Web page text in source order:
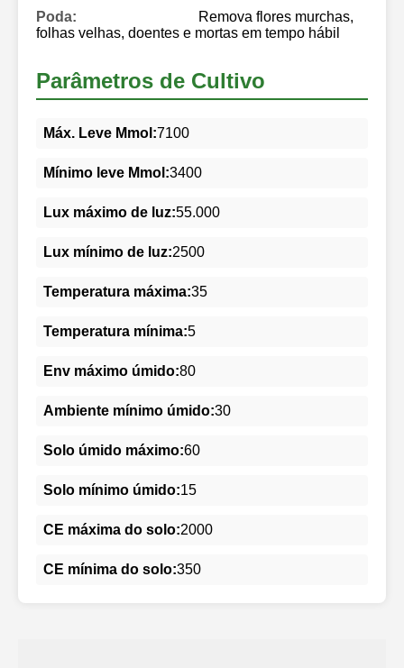
Poda:
Remova flores murchas,
folhas velhas, doentes e mortas em tempo hábil
Parâmetros de Cultivo
Máx. Leve Mmol:7100
Mínimo leve Mmol:3400
Lux máximo de luz:55.000
Lux mínimo de luz:2500
Temperatura máxima:35
Temperatura mínima:5
Env máximo úmido:80
Ambiente mínimo úmido:30
Solo úmido máximo:60
Solo mínimo úmido:15
CE máxima do solo:2000
CE mínima do solo:350